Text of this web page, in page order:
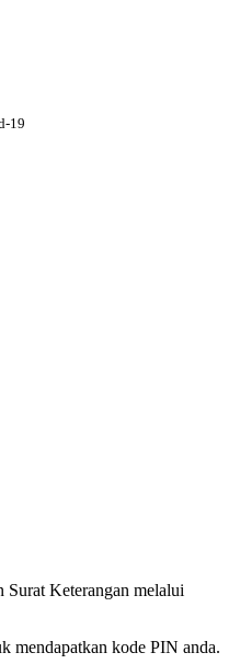
19
Surat Keterangan melalui
mendapatkan kode PIN anda.